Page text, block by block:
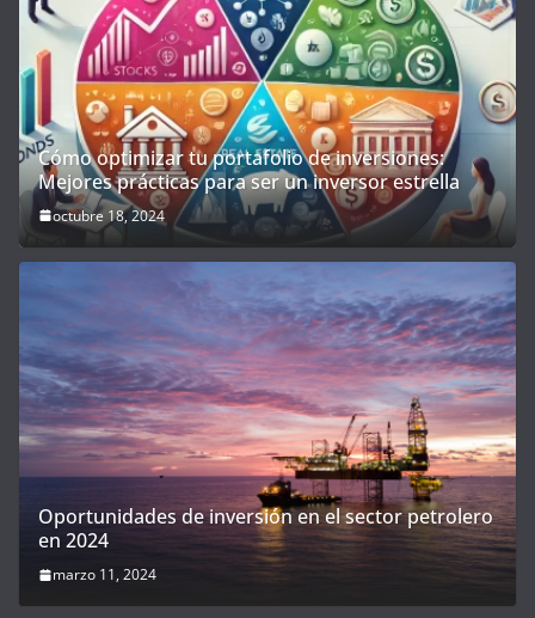
Cómo optimizar tu portafolio de inversiones:
Mejores prácticas para ser un inversor estrella
octubre 18, 2024
Oportunidades de inversión en el sector petrolero
en 2024
marzo 11, 2024